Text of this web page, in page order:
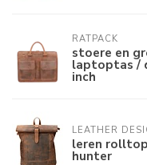
RATPACK
stoere en
laptoptas /
inch
LEATHER
leren
hunter